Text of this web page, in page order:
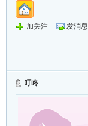
加关注 发消息
叮咚